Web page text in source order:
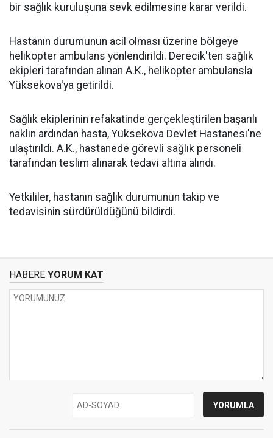
bir sağlık kuruluşuna sevk edilmesine karar verildi.
Hastanın durumunun acil olması üzerine bölgeye
helikopter ambulans yönlendirildi. Derecik'ten sağlık
ekipleri tarafından alınan A.K., helikopter ambulansla
Yüksekova'ya getirildi.
Sağlık ekiplerinin refakatinde gerçekleştirilen başarılı
naklin ardından hasta, Yüksekova Devlet Hastanesi'ne
ulaştırıldı. A.K., hastanede görevli sağlık personeli
tarafından teslim alınarak tedavi altına alındı.
Yetkililer, hastanın sağlık durumunun takip ve
tedavisinin sürdürüldüğünü bildirdi.
HABERE YORUM KAT